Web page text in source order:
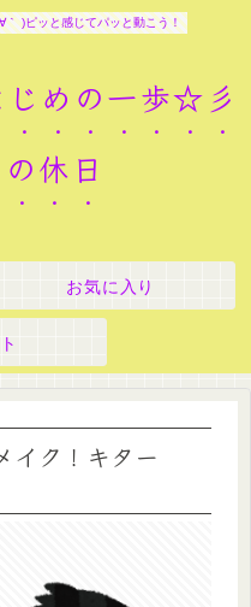
｀ )ピッと感じてパッと動こう！
めの一歩☆彡
休日
お気に入り
イク！キター